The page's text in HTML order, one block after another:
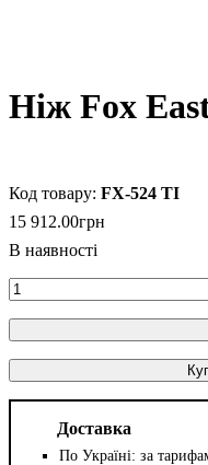
Ніж Fox
FX-524 TI
15 912.00грн
Доставка
По Україні: за